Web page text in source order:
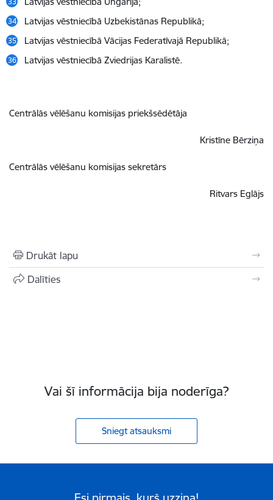
Latvijas vēstniecībā Uzbekistānas Republikā;
Latvijas vēstniecībā Vācijas Federatīvajā Republikā;
Latvijas vēstniecībā Zviedrijas Karalistē.
Centrālās vēlēšanu komisijas priekšsēdētāja
Kristīne Bērziņa
Centrālās vēlēšanu komisijas sekretārs
Ritvars Eglājs
Drukāt lapu
Dalīties
Vai šī informācija bija noderīga?
Sniegt atsauksmi